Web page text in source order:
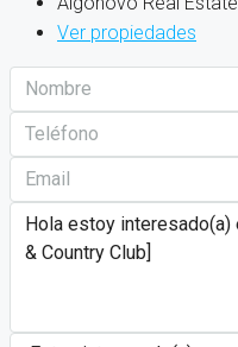
Ver propiedades